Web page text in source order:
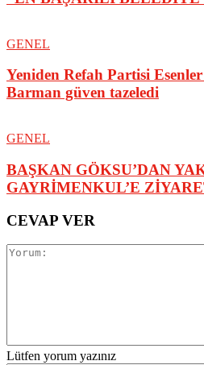
GENEL
Yeniden Refah Partisi
Barman güven tazeledi
GENEL
BAŞKAN GÖKSU’DAN
GAYRİMENKUL’E
CEVAP VER
Lütfen yorum yazınız